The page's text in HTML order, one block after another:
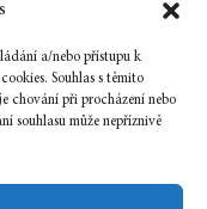
a/nebo přístupu k
Souhlas s těmito
chování při procházení nebo
souhlasu může nepříznivě